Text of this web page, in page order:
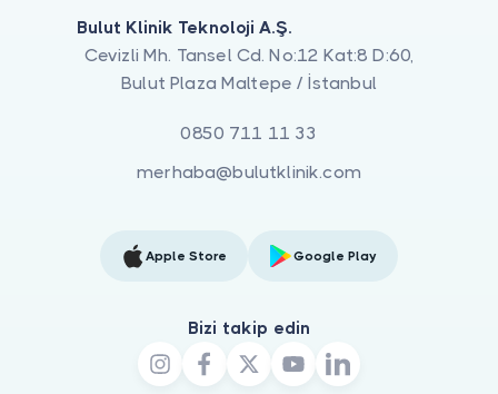
Bulut Klinik Teknoloji A.Ş.
Cevizli Mh. Tansel Cd. No:12 Kat:8 D:60,
Bulut Plaza Maltepe / İstanbul
0850 711 11 33
merhaba@bulutklinik.com
Apple Store Google Play
Bizi takip edin